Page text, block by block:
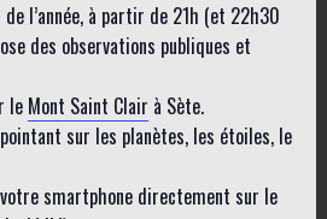
l’année, à partir de 21h (et 22h30
des observations publiques et
le Mont Saint Clair à Sète.
sur les planètes, les étoiles, le
smartphone directement sur le